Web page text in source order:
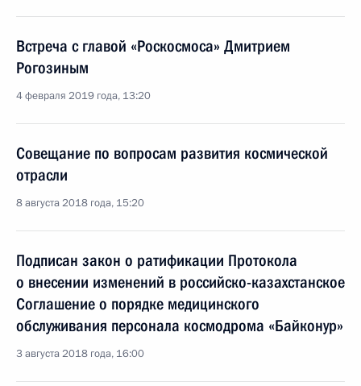
Встреча с главой «Роскосмоса» Дмитрием
Рогозиным
4 февраля 2019 года, 13:20
Совещание по вопросам развития космической
отрасли
8 августа 2018 года, 15:20
Подписан закон о ратификации Протокола
о внесении изменений в российско-казахстанское
Соглашение о порядке медицинского
обслуживания персонала космодрома «Байконур»
3 августа 2018 года, 16:00